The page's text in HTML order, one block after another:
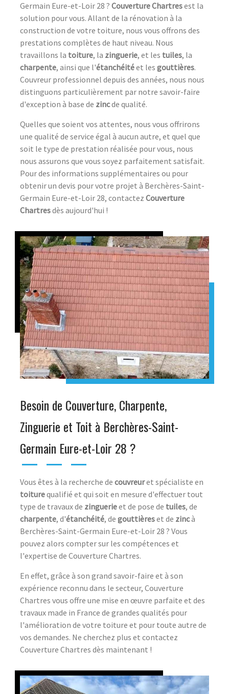
Germain Eure-et-Loir 28 ? Couverture Chartresest la
solution pour vous. Allant de la rénovation à la
construction de votre toiture, nous vous offrons des
prestations complètes de haut niveau. Nous
travaillons la toiture, la zinguerie, et les tuiles, la
charpente, ainsi que l'étanchéitéet les gouttières.
Couvreur professionnel depuis des années, nous nous
distinguons particulièrement par notre savoir-faire
d'exception à base de zincde qualité.
Quelles que soient vos attentes, nous vous offrirons
une qualité de service égal à aucun autre, et quel que
soit le type de prestation réalisée pour vous, nous
nous assurons que vous soyez parfaitement satisfait.
Pour des informations supplémentaires ou pour
obtenir un devis pour votre projet à Berchères-Saint-
Germain Eure-et-Loir 28, contactez Couverture
Chartresdès aujourd'hui !
Besoin de Couverture, Charpente,
Zinguerie et Toit à Berchères-Saint-
Germain Eure-et-Loir 28 ?
Vous êtes à la recherche de couvreuret spécialiste en
toiturequalifié et qui soit en mesure d'effectuer tout
type de travaux de zinguerieet de pose de tuiles, de
charpente, d'étanchéité, de gouttièreset de zincà
Berchères-Saint-Germain Eure-et-Loir 28 ? Vous
pouvez alors compter sur les compétences et
l'expertise de Couverture Chartres.
En effet, grâce à son grand savoir-faire et à son
expérience reconnu dans le secteur, Couverture
Chartres vous offre une mise en œuvre parfaite et des
travaux made in France de grandes qualités pour
l'amélioration de votre toiture et pour toute autre de
vos demandes. Ne cherchez plus et contactez
Couverture Chartres dès maintenant !